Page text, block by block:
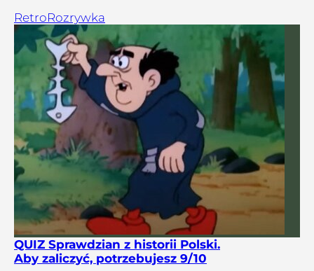
RetroRozrywka
QUIZ Sprawdzian z historii Polski.
Aby zaliczyć, potrzebujesz 9/10